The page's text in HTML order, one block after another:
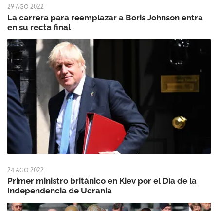
29 AGO 2022
La carrera para reemplazar a Boris Johnson entra
en su recta final
24 AGO 2022
Primer ministro británico en Kiev por el Día de la
Independencia de Ucrania